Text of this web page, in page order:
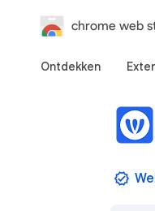
chrome web
Ontdekken